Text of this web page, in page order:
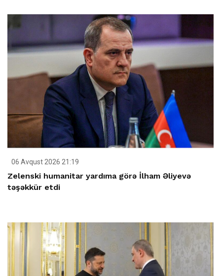
06 Avqust 2026 21:19
Zelenski humanitar yardıma görə İlham Əliyevə
təşəkkür etdi